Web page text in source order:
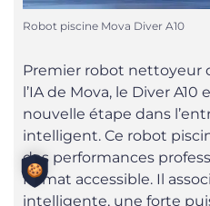
Robot piscine Mova Diver A10
Premier robot nettoyeur
l’IA de Mova, le Diver
nouvelle étape dans
intelligent. Ce robot
des performances
format accessible. Il
intelligente, une forte